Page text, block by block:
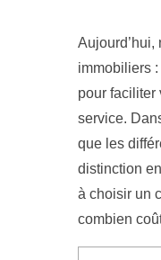
immobiliers
pour faciliter
service.
que les
distinction
à choisir un
combien